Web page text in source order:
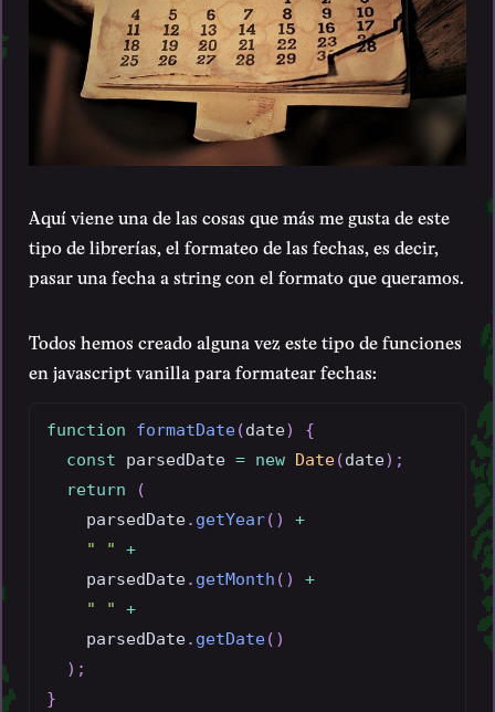
Aquí viene una de las cosas que más me gusta de este
tipo de librerías, el formateo de las fechas, es decir,
pasar una fecha a string con el formato que queramos.
Todos hemos creado alguna vez este tipo de funciones
en javascript vanilla para formatear fechas:
function formatDate(date)
{
const parsedDate = new Date(date) ;
return
(
    parsedDate
. getYear( )
+
" "
+
    parsedDate
. getMonth ( )
+
" "
+
    parsedDate
. getDate( )
) ;
}